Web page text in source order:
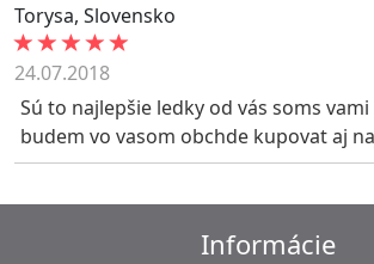
Torysa, Slovensko
24.07.2018
Sú to najlepšie ledky od vás soms
budem vo vasom obchde kupovat aj
Informácie